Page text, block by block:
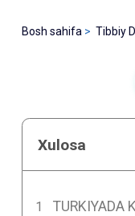
Bosh sahifa Tibbiy
Xulosa
TURKIYADA